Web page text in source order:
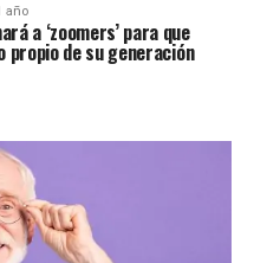
año
a ‘zoomers’ para que
propio de su generación